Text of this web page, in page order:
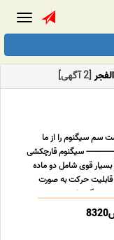
[2 آگهی]
سیگنوم را از ما
سیگنوم قارچکشی
قوی شامل دو ماده
قابلیت حرکت به صورت
برگ ها و ب ... ...